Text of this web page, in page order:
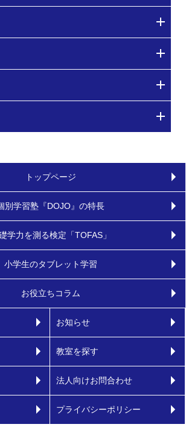
トップページ
別学習塾『DOJO』の特長
学力を測る検定「TOFAS」
小学生のタブレット学習
お役立ちコラム
お知らせ
教室を探す
法人向けお問合わせ
プライバシーポリシー